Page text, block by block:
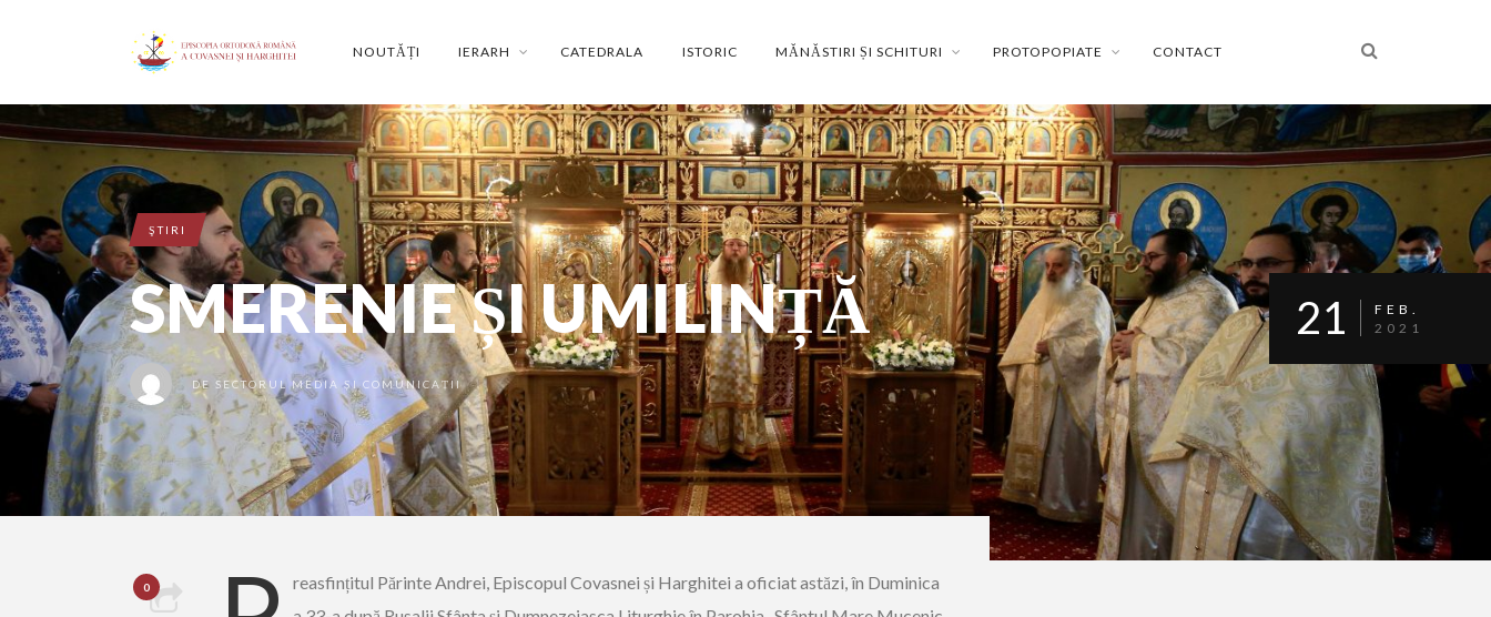
NOUTĂȚI IERARH CATEDRALA ISTORIC MĂNĂSTIRI ȘI SCHITURI PROTOPOPIATE CONTACT
ŞTIRI
SMERENIE ȘI UMILINȚĂ
DE SECTORUL MEDIA ȘI COMUNICAȚII
21
FEB.
2021
0
reasfințitul Părinte Andrei, Episcopul Covasnei și Harghitei a oficiat astăzi, în Duminica